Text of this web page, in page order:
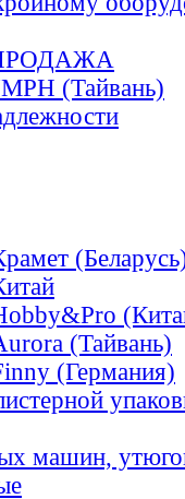
(Тайвань)
(Тайвань)
(Германия)
машин,